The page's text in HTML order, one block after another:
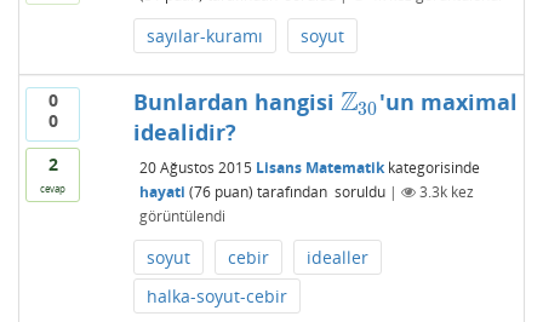
sayılar-kuramı soyut
0
0
2
cevap
Bunlardan hangisi Z30
Z30'un maximal
idealidir?
20 Ağustos 2015 Lisans Matematikkategorisinde
hayati (76puan) tarafından soruldu | 3.3kkez
görüntülendi
soyut cebir
idealler
halka-soyut-cebir